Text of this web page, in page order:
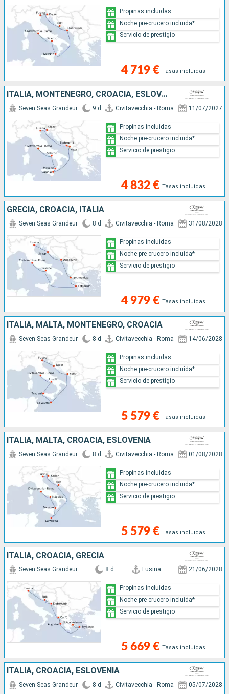
4 719 € Tasas incluidas
Propinas incluidas
Noche pre-crucero incluida*
Servicio de prestigio
ITALIA, MONTENEGRO, CROACIA, ESLOVENIA
Seven Seas Grandeur 9 d Civitavecchia - Roma 11/07/2027
4 832 € Tasas incluidas
Propinas incluidas
Noche pre-crucero incluida*
Servicio de prestigio
GRECIA, CROACIA, ITALIA
Seven Seas Grandeur 8 d Civitavecchia - Roma 31/08/2028
4 979 € Tasas incluidas
Propinas incluidas
Noche pre-crucero incluida*
Servicio de prestigio
ITALIA, MALTA, MONTENEGRO, CROACIA
Seven Seas Grandeur 8 d Civitavecchia - Roma 14/06/2028
5 579 € Tasas incluidas
Propinas incluidas
Noche pre-crucero incluida*
Servicio de prestigio
ITALIA, MALTA, CROACIA, ESLOVENIA
Seven Seas Grandeur 8 d Civitavecchia - Roma 01/08/2028
5 579 € Tasas incluidas
Propinas incluidas
Noche pre-crucero incluida*
Servicio de prestigio
ITALIA, CROACIA, GRECIA
Seven Seas Grandeur 8 d Fusina 21/06/2028
5 669 € Tasas incluidas
Propinas incluidas
Noche pre-crucero incluida*
Servicio de prestigio
ITALIA, CROACIA, ESLOVENIA
Seven Seas Grandeur 8 d Civitavecchia - Roma 05/07/2028